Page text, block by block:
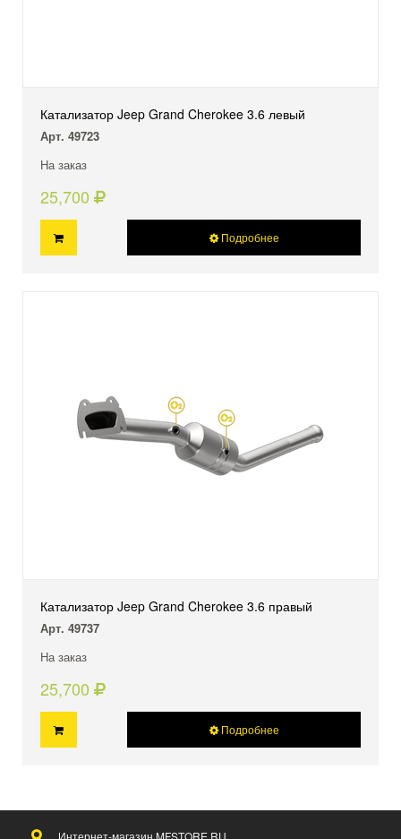
Катализатор Jeep Grand Cherokee 3.6 левый
Арт. 49723
На заказ
25,700
Подробнее
Катализатор Jeep Grand Cherokee 3.6 правый
Арт. 49737
На заказ
25,700
Подробнее